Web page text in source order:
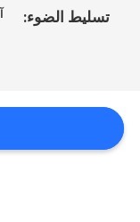
أخبار
اقتباس
تسليط الضوء: